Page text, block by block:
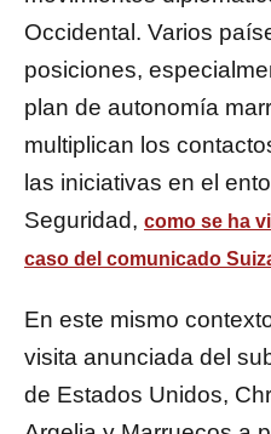
Occidental. Varios
posiciones,
plan de autonomía
multiplican los
las iniciativas en el
Seguridad, como se ha
caso del comunicado
En este mismo
visita anunciada del
de Estados Unidos,